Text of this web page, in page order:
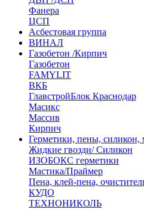
Фанера
ЦСП
Асбестовая группа
ВИНАЛ
Газобетон /Кирпич
Газобетон
FAMYLIT
ВКБ
ГлавстройБлок Краснодар
Масикс
Массив
Кирпич
Герметики, пены, силикон,
Жидкие гвозди/ Силикон
ИЗОБОКС герметики
Мастика/Праймер
Пена, клей-пена,
КУДО
ТЕХНОНИКОЛЬ